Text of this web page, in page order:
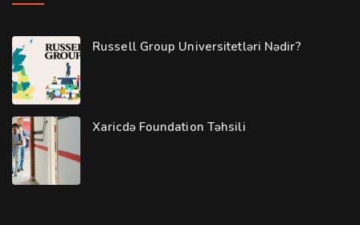
Russell Group Universitetləri Nədir?
Xaricdə Foundation Təhsili